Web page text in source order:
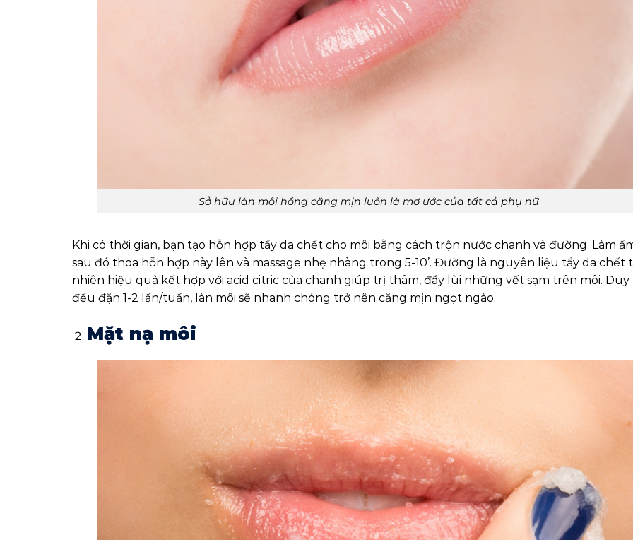
Sở hữu làn môi hồng căng mịn luôn là mơ ước của tất cả phụ nữ
Khi có thời gian, bạn tạo hỗn hợp tẩy da chết cho môi bằng cách trộn nước chanh và đường. Làm
sau đó thoa hỗn hợp này lên và massage nhẹ nhàng trong 5-10’. Đường là nguyên liệu tẩy da chết
nhiên hiệu quả kết hợp với acid citric của chanh giúp trị thâm, đẩy lùi những vết sạm trên môi.
đều đặn 1-2 lần/tuần, làn môi sẽ nhanh chóng trở nên căng mịn ngọt ngào.
Mặt nạ môi